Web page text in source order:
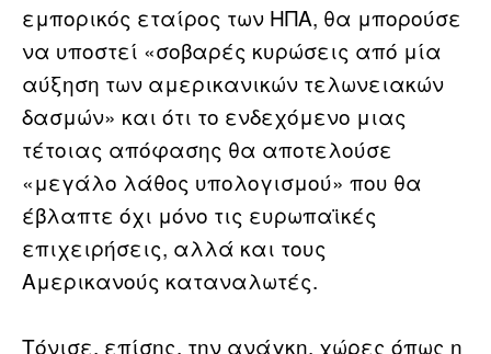
εμπορικός εταίρος των ΗΠΑ, θα μπορούσε
να υποστεί «σοβαρές κυρώσεις από μία
αύξηση των αμερικανικών τελωνειακών
δασμών» και ότι το ενδεχόμενο μιας
τέτοιας απόφασης θα αποτελούσε
«μεγάλο λάθος υπολογισμού» που θα
έβλαπτε όχι μόνο τις ευρωπαϊκές
επιχειρήσεις, αλλά και τους
Αμερικανούς καταναλωτές.
Τόνισε, επίσης, την ανάγκη, χώρες όπως η